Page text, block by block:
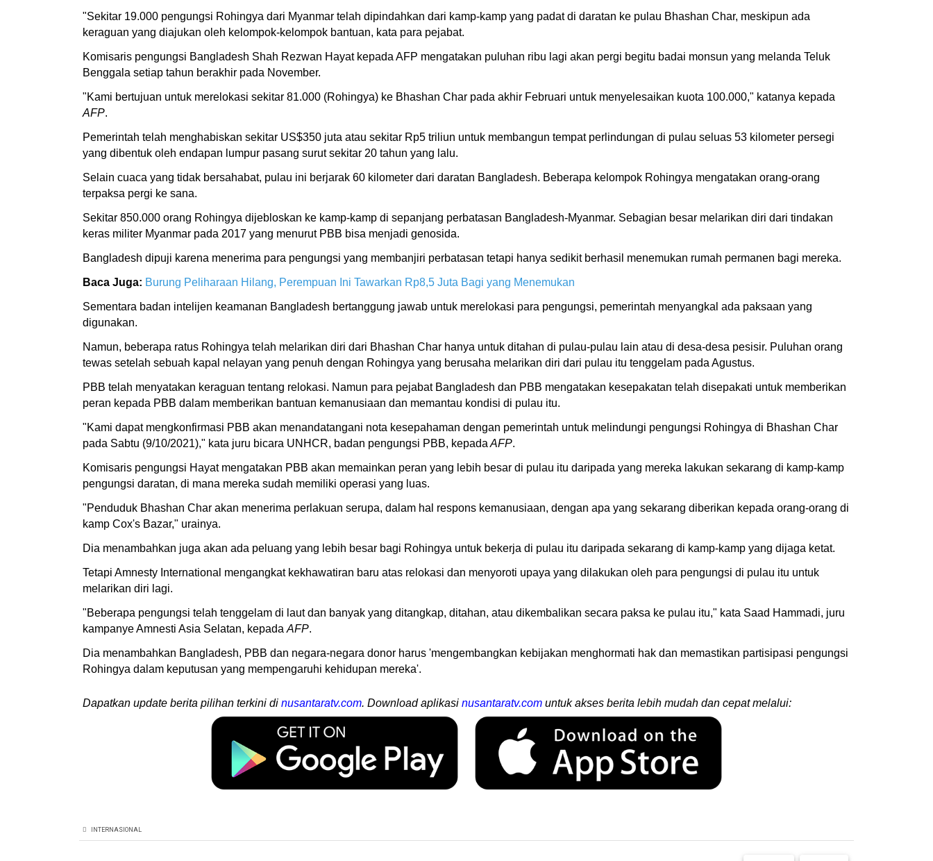
"Sekitar 19.000 pengungsi Rohingya dari Myanmar telah dipindahkan dari kamp-kamp yang padat di daratan ke pulau Bhashan Char, meskipun ada
keraguan yang diajukan oleh kelompok-kelompok bantuan, kata para pejabat.
Komisaris pengungsi Bangladesh Shah Rezwan Hayat kepada AFP mengatakan puluhan ribu lagi akan pergi begitu badai monsun yang melanda Teluk
Benggala setiap tahun berakhir pada November.
"Kami bertujuan untuk merelokasi sekitar 81.000 (Rohingya) ke Bhashan Char pada akhir Februari untuk menyelesaikan kuota 100.000," katanya kepada
AFP.
Pemerintah telah menghabiskan sekitar US$350 juta atau sekitar Rp5 triliun untuk membangun tempat perlindungan di pulau seluas 53 kilometer persegi
yang dibentuk oleh endapan lumpur pasang surut sekitar 20 tahun yang lalu.
Selain cuaca yang tidak bersahabat, pulau ini berjarak 60 kilometer dari daratan Bangladesh. Beberapa kelompok Rohingya mengatakan orang-orang
terpaksa pergi ke sana.
Sekitar 850.000 orang Rohingya dijebloskan ke kamp-kamp di sepanjang perbatasan Bangladesh-Myanmar. Sebagian besar melarikan diri dari tindakan
keras militer Myanmar pada 2017 yang menurut PBB bisa menjadi genosida.
Bangladesh dipuji karena menerima para pengungsi yang membanjiri perbatasan tetapi hanya sedikit berhasil menemukan rumah permanen bagi mereka.
Baca Juga: Burung Peliharaan Hilang, Perempuan Ini Tawarkan Rp8,5 Juta Bagi yang Menemukan
Sementara badan intelijen keamanan Bangladesh bertanggung jawab untuk merelokasi para pengungsi, pemerintah menyangkal ada paksaan yang
digunakan.
Namun, beberapa ratus Rohingya telah melarikan diri dari Bhashan Char hanya untuk ditahan di pulau-pulau lain atau di desa-desa pesisir. Puluhan orang
tewas setelah sebuah kapal nelayan yang penuh dengan Rohingya yang berusaha melarikan diri dari pulau itu tenggelam pada Agustus.
PBB telah menyatakan keraguan tentang relokasi. Namun para pejabat Bangladesh dan PBB mengatakan kesepakatan telah disepakati untuk memberikan
peran kepada PBB dalam memberikan bantuan kemanusiaan dan memantau kondisi di pulau itu.
"Kami dapat mengkonfirmasi PBB akan menandatangani nota kesepahaman dengan pemerintah untuk melindungi pengungsi Rohingya di Bhashan Char
pada Sabtu (9/10/2021)," kata juru bicara UNHCR, badan pengungsi PBB, kepada AFP.
Komisaris pengungsi Hayat mengatakan PBB akan memainkan peran yang lebih besar di pulau itu daripada yang mereka lakukan sekarang di kamp-kamp
pengungsi daratan, di mana mereka sudah memiliki operasi yang luas.
"Penduduk Bhashan Char akan menerima perlakuan serupa, dalam hal respons kemanusiaan, dengan apa yang sekarang diberikan kepada orang-orang di
kamp Cox's Bazar," urainya.
Dia menambahkan juga akan ada peluang yang lebih besar bagi Rohingya untuk bekerja di pulau itu daripada sekarang di kamp-kamp yang dijaga ketat.
Tetapi Amnesty International mengangkat kekhawatiran baru atas relokasi dan menyoroti upaya yang dilakukan oleh para pengungsi di pulau itu untuk
melarikan diri lagi.
"Beberapa pengungsi telah tenggelam di laut dan banyak yang ditangkap, ditahan, atau dikembalikan secara paksa ke pulau itu," kata Saad Hammadi, juru
kampanye Amnesti Asia Selatan, kepada AFP.
Dia menambahkan Bangladesh, PBB dan negara-negara donor harus 'mengembangkan kebijakan menghormati hak dan memastikan partisipasi pengungsi
Rohingya dalam keputusan yang mempengaruhi kehidupan mereka'.
Dapatkan update berita pilihan terkini di nusantaratv.com. Download aplikasi nusantaratv.com untuk akses berita lebih mudah dan cepat melalui:
INTERNASIONAL